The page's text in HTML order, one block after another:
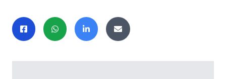
Jaa sivu
Jaa Facebookissa
Jaa WhatsAppissa
Jaa LinkedInissäJaa sähköpostitse